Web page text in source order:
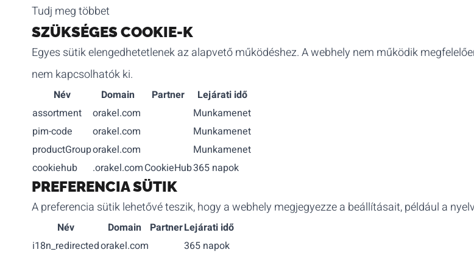
Tudj meg többet
SZÜKSÉGES COOKIE-K
Egyes sütik elengedhetetlenek az alapvető működéshez. A webhely nem működik
nem kapcsolhatók ki.
Név Domain Partner
Lejárati idő
assortment
orakel.com
Munkamenet
pim-code
orakel.com
Munkamenet
productGrouporakel.com
Munkamenet
cookiehub
.orakel.comCookieHub365 napok
PREFERENCIA SÜTIK
A preferencia sütik lehetővé teszik, hogy a webhely megjegyezze a beállításait, például a
Név Domain PartnerLejárati idő
i18n_redirectedorakel.com 365 napok